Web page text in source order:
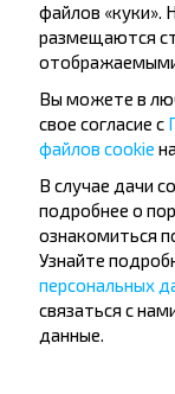
Хотите
дешевле?
Не пропусти
другие
Подпишись
путешествуй
файлов «куки».
размещаются
Вы можете в
свое согласие с
файлов cookie
В случае дачи
подробнее о
ознакомиться
Узнайте
персональных
связаться с
данные.